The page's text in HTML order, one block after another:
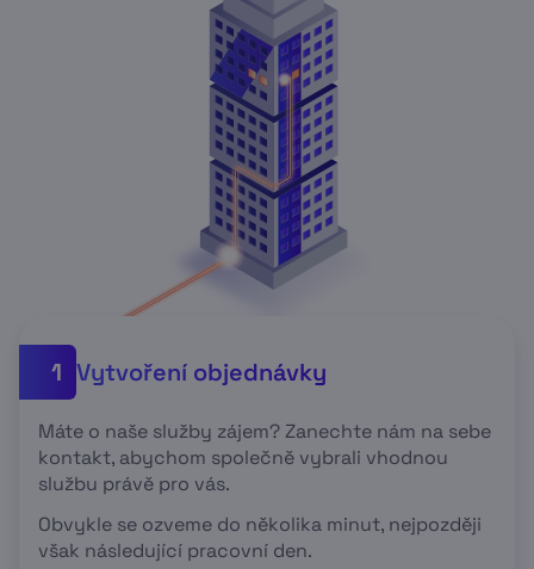
1 Vytvoření objednávky
Máte o naše služby zájem? Zanechte nám na sebe
kontakt, abychom společně vybrali vhodnou
službu právě pro vás.
Obvykle se ozveme do několika minut, nejpozději
však následující pracovní den.